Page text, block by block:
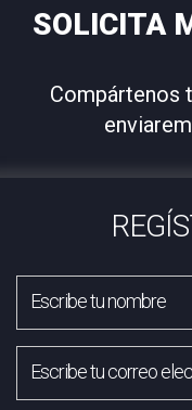
SOLICITA
Compártenos